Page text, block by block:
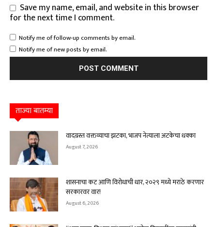
Save my name, email, and website in this browser
for the next time I comment.
Notify me of follow-up comments by email.
Notify me of new posts by email.
ताज्या बातम्या
वादग्रस्त वक्तव्याचा झटका, भाजप नेत्याला अटकेचा धक्का
August 7, 2026
शासनाचा कट आणि विरोधाची धार, २०२९ मध्ये मराठे करणार
सरकारवर वार!
August 6, 2026